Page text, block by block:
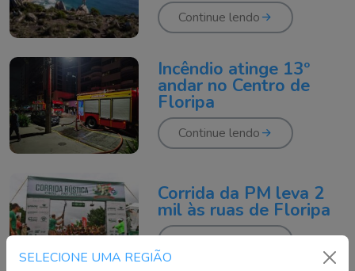
SELECIONE UMA REGIÃO
Continue lendo
Incêndio atinge 13º
andar no Centro de
Floripa
Continue lendo
Corrida da PM leva 2
mil às ruas de Floripa
Continue lendo